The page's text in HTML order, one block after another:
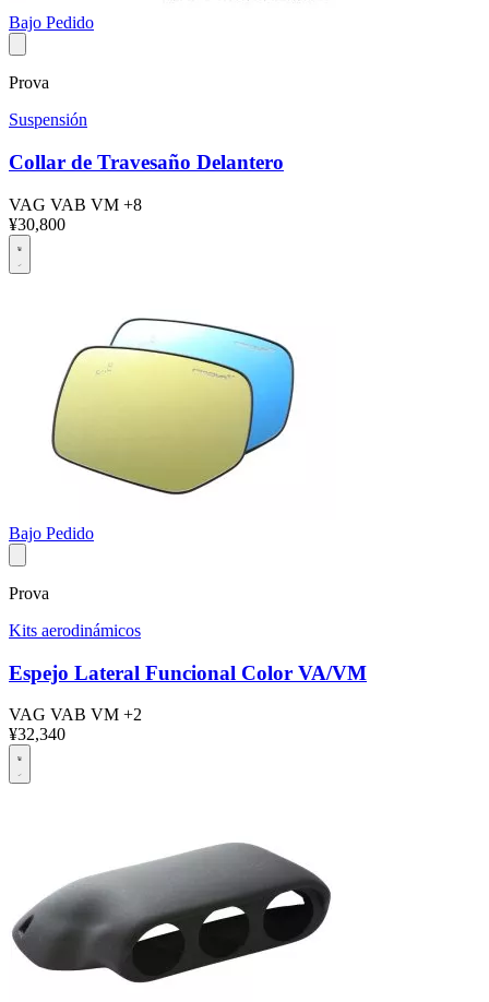
Bajo Pedido
Prova
Suspensión
Collar de Travesaño Delantero
VAG VAB VM +8
¥30,800
Bajo Pedido
Prova
Kits aerodinámicos
Espejo Lateral Funcional Color VA/VM
VAG VAB VM +2
¥32,340